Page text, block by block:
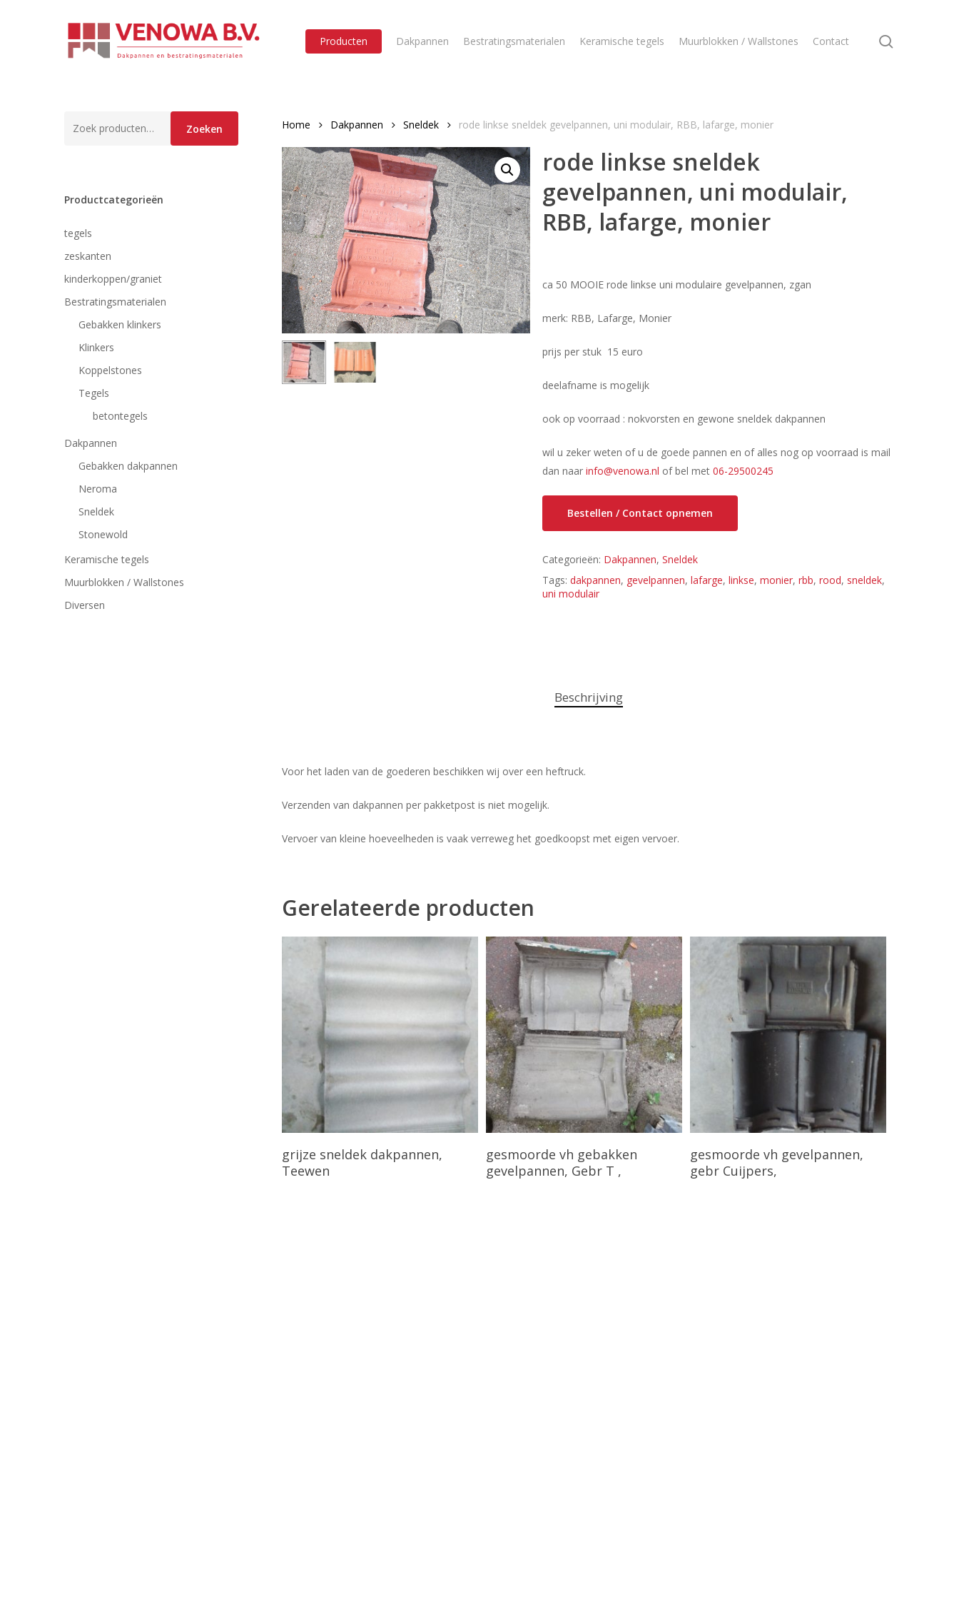
Druk op Enter om te zoeken of ESC om te sluiten
Producten Dakpannen Bestratingsmaterialen Keramische tegels Muurblokken / Wallstones Contact
Zoeken
Productcategorieën
tegels
zeskanten
kinderkoppen/graniet
Bestratingsmaterialen
Gebakken klinkers
Klinkers
Koppelstones
Tegels
betontegels
Dakpannen
Gebakken dakpannen
Neroma
Sneldek
Stonewold
Keramische tegels
Muurblokken / Wallstones
Diversen
Home Dakpannen Sneldek rode linkse sneldek gevelpannen, uni modulair, RBB, lafarge, monier
rode linkse sneldek
gevelpannen, uni modulair,
RBB, lafarge, monier
ca 50 MOOIE rode linkse uni modulaire gevelpannen, zgan
merk: RBB, Lafarge, Monier
prijs per stuk 15 euro
deelafname is mogelijk
ook op voorraad : nokvorsten en gewone sneldek dakpannen
wil u zeker weten of u de goede pannen en of alles nog op voorraad is mail
dan naarinfo@venowa.nl of bel met06-29500245
Bestellen / Contact opnemen
Categorieën: Dakpannen,Sneldek
Tags:dakpannen, gevelpannen,lafarge,linkse,monier,rbb,rood, sneldek,
uni modulair
Beschrijving
Voor het laden van de goederen beschikken wij over een heftruck.
Verzenden van dakpannen per pakketpost is niet mogelijk.
Vervoer van kleine hoeveelheden is vaak verreweg het goedkoopst met eigen vervoer.
Gerelateerde producten
Bekijk Product
grijze sneldek dakpannen,
Teewen
Bekijk Product
gesmoorde vh gebakken
gevelpannen, Gebr T ,
Bekijk Product
gesmoorde vh gevelpannen,
gebr Cuijpers,